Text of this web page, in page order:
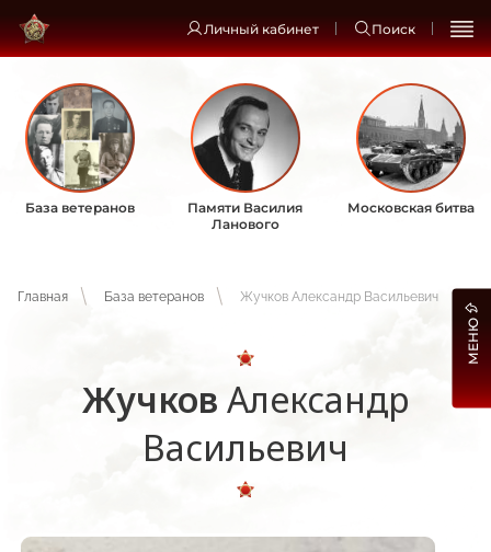
Личный кабинет Поиск
База ветеранов
Памяти Василия
Ланового
Московская битва
Главная База ветеранов Жучков Александр Васильевич
Жучков Александр
Васильевич
МЕНЮ